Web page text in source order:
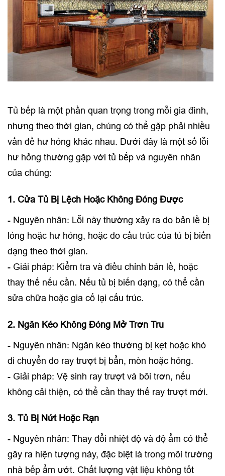
Tủ bếp là một phần quan trọng trong mỗi gia đình,
nhưng theo thời gian, chúng có thể gặp phải nhiều
vấn đề hư hỏng khác nhau. Dưới đây là một số lỗi
hư hỏng thường gặp với tủ bếp và nguyên nhân
của chúng:
1. Cửa Tủ Bị Lệch Hoặc Không Đóng Được
- Nguyên nhân: Lỗi này thường xảy ra do bản lề bị
lỏng hoặc hư hỏng, hoặc do cấu trúc của tủ bị biến
dạng theo thời gian.
- Giải pháp: Kiểm tra và điều chỉnh bản lề, hoặc
thay thế nếu cần. Nếu tủ bị biến dạng, có thể cần
sửa chữa hoặc gia cố lại cấu trúc.
2. Ngăn Kéo Không Đóng Mở Trơn Tru
- Nguyên nhân: Ngăn kéo thường bị kẹt hoặc khó
di chuyển do ray trượt bị bẩn, mòn hoặc hỏng.
- Giải pháp: Vệ sinh ray trượt và bôi trơn, nếu
không cải thiện, có thể cần thay thế ray trượt mới.
3. Tủ Bị Nứt Hoặc Rạn
- Nguyên nhân: Thay đổi nhiệt độ và độ ẩm có thể
gây ra hiện tượng này, đặc biệt là trong môi trường
nhà bếp ẩm ướt. Chất lượng vật liệu không tốt